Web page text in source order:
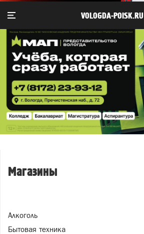
VOLOGDA-POISK.RU
Магазины
Алкоголь
Бытовая техника